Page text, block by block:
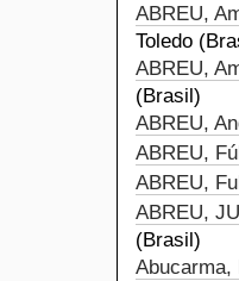
ABREU,
Toledo
ABREU,
(Brasil)
ABREU,
ABREU,
ABREU,
ABREU,
(Brasil)
Abucarma,